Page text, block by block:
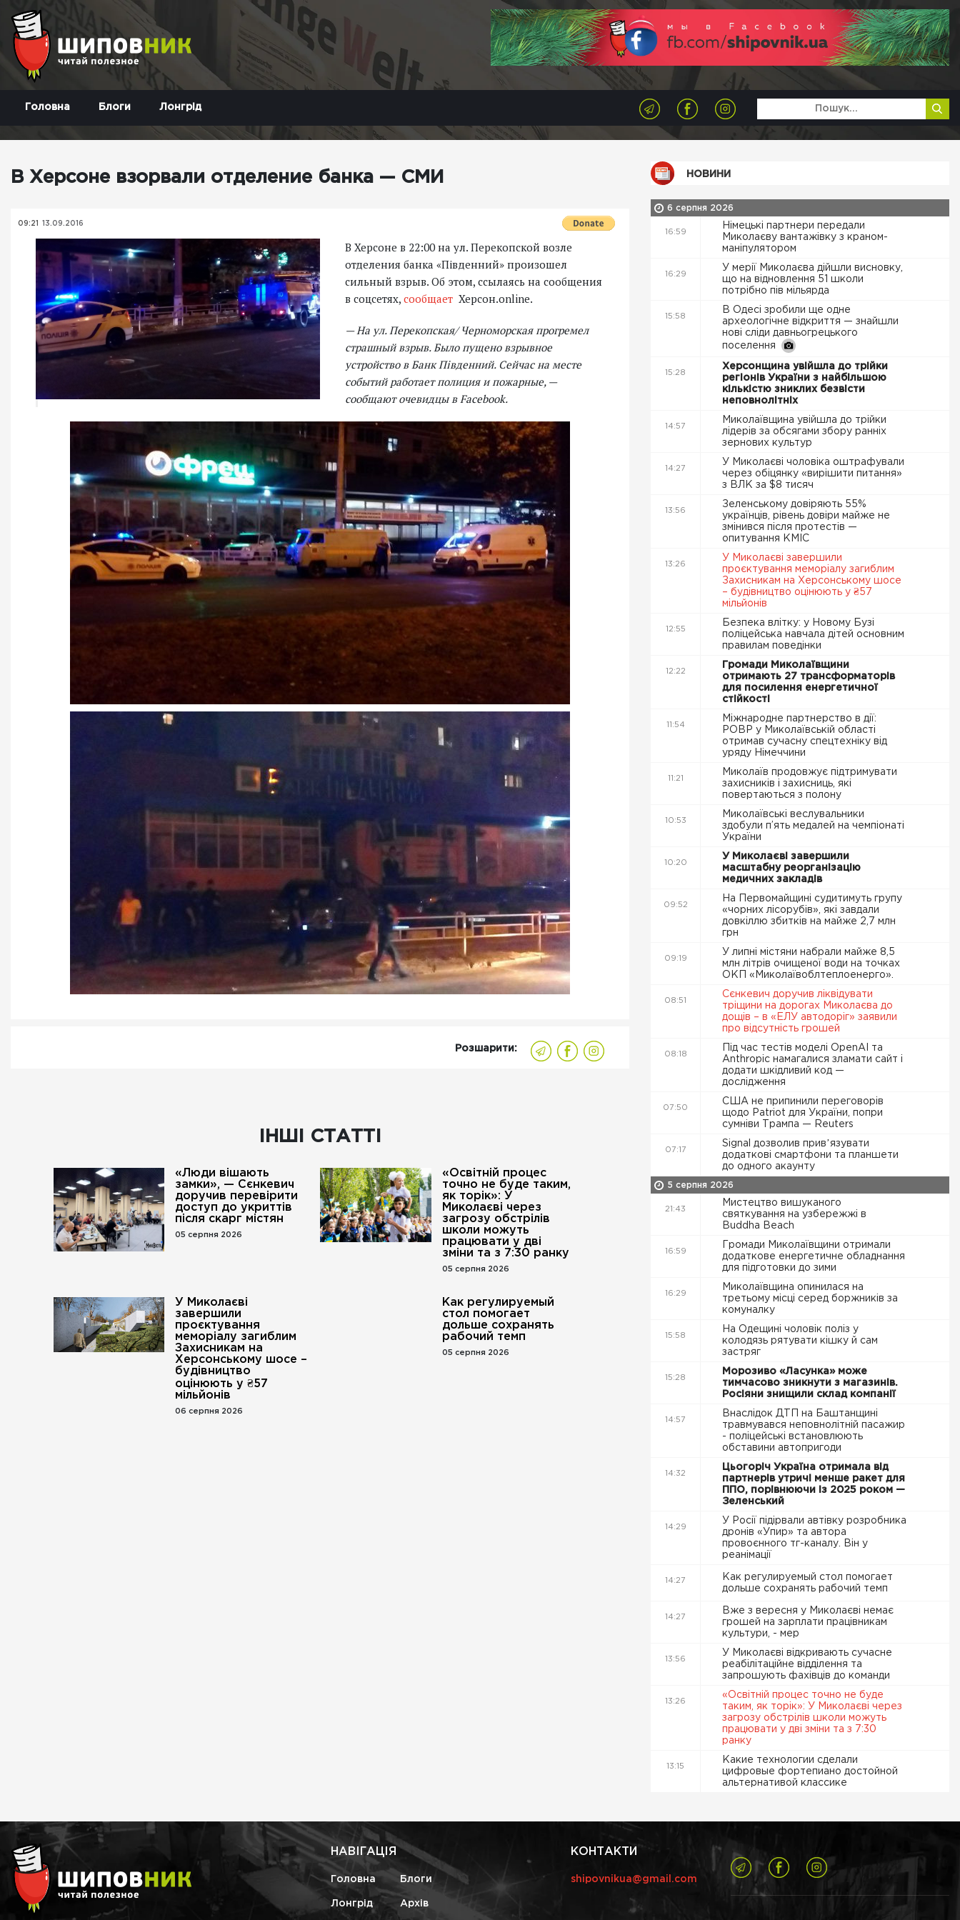
Головна Блоги Лонгрід
В Херсоне взорвали отделение банка — СМИ
09:21 13.09.2016
В Херсоне в 22:00 на ул. Перекопской возле
отделения банка «Південний» произошел
сильный взрыв. Об этом, ссылаясь на сообщения
в соцсетях, сообщает Херсон.online.
— На ул. Перекопская/ Черноморская прогремел
страшный взрыв. Было пущено взрывное
устройство в Банк Південний. Сейчас на месте
событий работает полиция и пожарные, —
сообщают очевидцы в Facebook.
Розшарити:
ІНШІ СТАТТІ
«Люди вішають
замки», — Сєнкевич
доручив перевірити
доступ до укриттів
після скарг містян
05 серпня 2026
«Освітній процес
точно не буде таким,
як торік»: У
Миколаєві через
загрозу обстрілів
школи можуть
працювати у дві
зміни та з 7:30 ранку
05 серпня 2026
У Миколаєві
завершили
проєктування
меморіалу загиблим
Захисникам на
Херсонському шосе –
будівництво
оцінюють у ₴57
мільйонів
06 серпня 2026
Как регулируемый
стол помогает
дольше сохранять
рабочий темп
05 серпня 2026
НОВИНИ
6 серпня 2026
16:59
Німецькі партнери передали
Миколаєву вантажівку з краном-
маніпулятором
16:29
У мерії Миколаєва дійшли висновку,
що на відновлення 51 школи
потрібно пів мільярда
15:58
В Одесі зробили ще одне
археологічне відкриття — знайшли
нові сліди давньогрецького
поселення
15:28
Херсонщина увійшла до трійки
регіонів України з найбільшою
кількістю зниклих безвісти
неповнолітніх
14:57
Миколаївщина увійшла до трійки
лідерів за обсягами збору ранніх
зернових культур
14:27
У Миколаєві чоловіка оштрафували
через обіцянку «вирішити питання»
з ВЛК за $8 тисяч
13:56
Зеленському довіряють 55%
українців, рівень довіри майже не
змінився після протестів —
опитування КМІС
13:26
У Миколаєві завершили
проєктування меморіалу загиблим
Захисникам на Херсонському шосе
– будівництво оцінюють у ₴57
мільйонів
12:55
Безпека влітку: у Новому Бузі
поліцейська навчала дітей основним
правилам поведінки
12:22
Громади Миколаївщини
отримають 27 трансформаторів
для посилення енергетичної
стійкості
11:54
Міжнародне партнерство в дії:
РОВР у Миколаївській області
отримав сучасну спецтехніку від
уряду Німеччини
11:21
Миколаїв продовжує підтримувати
захисників і захисниць, які
повертаються з полону
10:53
Миколаївські веслувальники
здобули п’ять медалей на чемпіонаті
України
10:20
У Миколаєві завершили
масштабну реорганізацію
медичних закладів
09:52
На Первомайщині судитимуть групу
«чорних лісорубів», які завдали
довкіллю збитків на майже 2,7 млн
грн
09:19
У липні містяни набрали майже 8,5
млн літрів очищеної води на точках
ОКП «Миколаївоблтеплоенерго».
08:51
Сєнкевич доручив ліквідувати
тріщини на дорогах Миколаєва до
дощів – в «ЕЛУ автодоріг» заявили
про відсутність грошей
08:18
Під час тестів моделі OpenAI та
Anthropic намагалися зламати сайт і
додати шкідливий код —
дослідження
07:50
США не припинили переговорів
щодо Patriot для України, попри
сумніви Трампа — Reuters
07:17
Signal дозволив привʼязувати
додаткові смартфони та планшети
до одного акаунту
5 серпня 2026
21:43
Мистецтво вишуканого
святкування на узбережжі в
Buddha Beach
16:59
Громади Миколаївщини отримали
додаткове енергетичне обладнання
для підготовки до зими
16:29
Миколаївщина опинилася на
третьому місці серед боржників за
комуналку
15:58
На Одещині чоловік поліз у
колодязь рятувати кішку й сам
застряг
15:28
Морозиво «Ласунка» може
тимчасово зникнути з магазинів.
Росіяни знищили склад компанії
14:57
Внаслідок ДТП на Баштанщині
травмувався неповнолітній пасажир
- поліцейські встановлюють
обставини автопригоди
14:32
Цьогоріч Україна отримала від
партнерів утричі менше ракет для
ППО, порівнюючи із 2025 роком —
Зеленський
14:29
У Росії підірвали автівку розробника
дронів «Упир» та автора
провоєнного тг-каналу. Він у
реанімації
14:27
Как регулируемый стол помогает
дольше сохранять рабочий темп
14:27
Вже з вересня у Миколаєві немає
грошей на зарплати працівникам
культури, - мер
13:56
У Миколаєві відкривають сучасне
реабілітаційне відділення та
запрошують фахівців до команди
13:26
«Освітній процес точно не буде
таким, як торік»: У Миколаєві через
загрозу обстрілів школи можуть
працювати у дві зміни та з 7:30
ранку
13:15
Какие технологии сделали
цифровые фортепиано достойной
альтернативой классике
НАВІГАЦІЯ
Головна Блоги
Лонгрід Архів
КОНТАКТИ
shipovnikua@gmail.com